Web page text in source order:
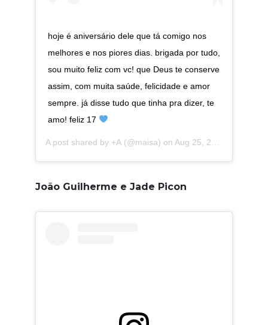
hoje é aniversário dele que tá comigo nos
melhores e nos piores dias. brigada por tudo,
sou muito feliz com vc! que Deus te conserve
assim, com muita saúde, felicidade e amor
sempre. já disse tudo que tinha pra dizer, te
amo! feliz 17
A post shared by +A (@maisa) on Aug 25, 2018 at 10:20am PDT
João Guilherme e Jade Picon